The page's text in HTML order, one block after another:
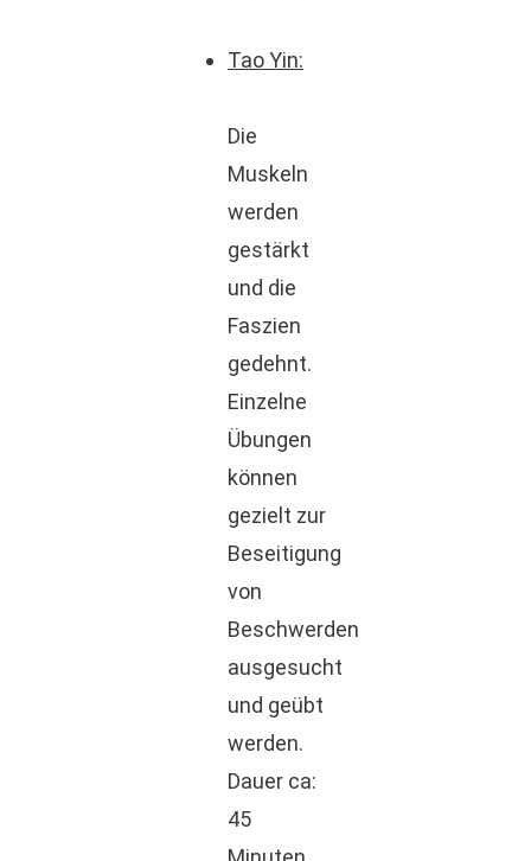
Tao Yin:
Die
Muskeln
werden
gestärkt
und die
Faszien
gedehnt.
Einzelne
Übungen
können
gezielt zur
Beseitigung
von
Beschwerden
ausgesucht
und geübt
werden.
Dauer ca:
45